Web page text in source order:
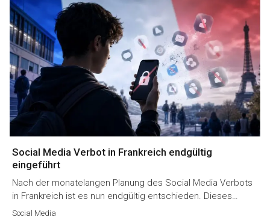
Social Media Verbot in Frankreich endgültig
eingeführt
Nach der monatelangen Planung des Social Media Verbots
in Frankreich ist es nun endgültig entschieden. Dieses…
Social Media